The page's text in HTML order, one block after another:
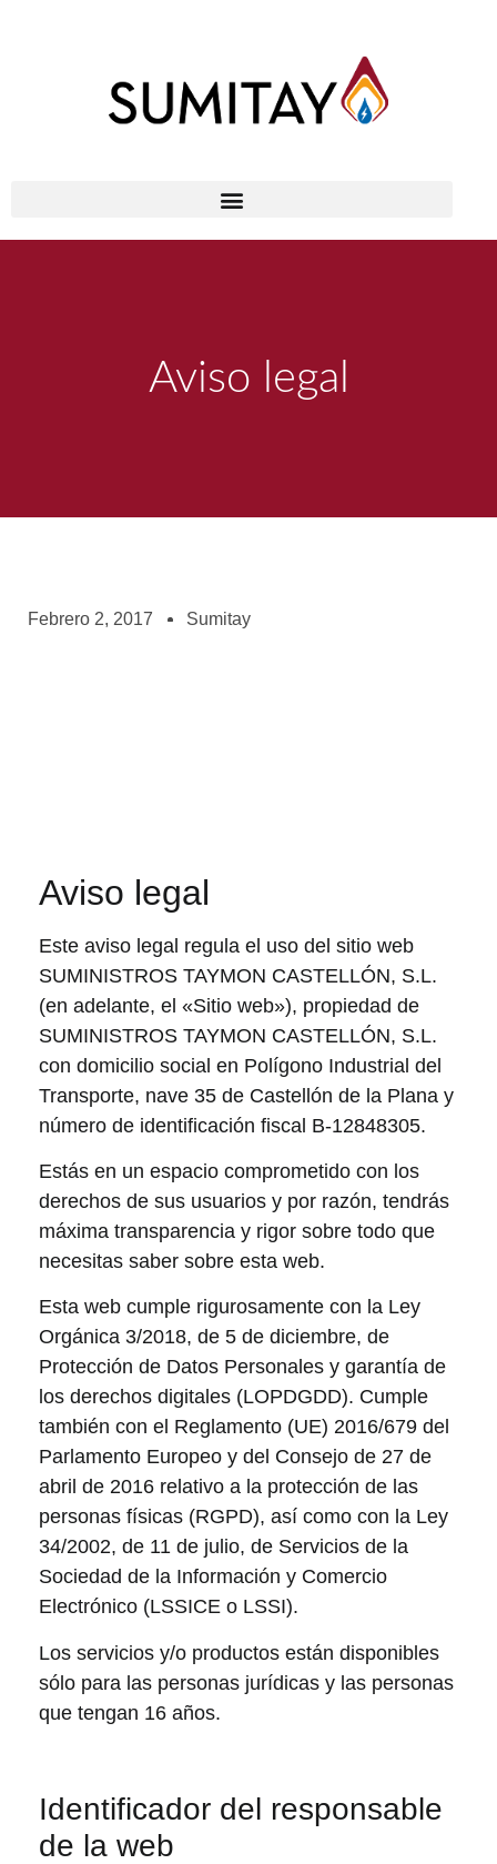
Aviso legal
Febrero 2, 2017 Sumitay
Aviso legal
Este aviso legal regula el uso del sitio web
SUMINISTROS TAYMON CASTELLÓN, S.L.
(en adelante, el «Sitio web»), propiedad de
SUMINISTROS TAYMON CASTELLÓN, S.L.
con domicilio social en Polígono Industrial del
Transporte, nave 35 de Castellón de la Plana y
número de identificación fiscal B-12848305.
Estás en un espacio comprometido con los
derechos de sus usuarios y por razón, tendrás
máxima transparencia y rigor sobre todo que
necesitas saber sobre esta web.
Esta web cumple rigurosamente con la Ley
Orgánica 3/2018, de 5 de diciembre, de
Protección de Datos Personales y garantía de
los derechos digitales (LOPDGDD). Cumple
también con el Reglamento (UE) 2016/679 del
Parlamento Europeo y del Consejo de 27 de
abril de 2016 relativo a la protección de las
personas físicas (RGPD), así como con la Ley
34/2002, de 11 de julio, de Servicios de la
Sociedad de la Información y Comercio
Electrónico (LSSICE o LSSI).
Los servicios y/o productos están disponibles
sólo para las personas jurídicas y las personas
que tengan 16 años.
Identificador del responsable
de la web